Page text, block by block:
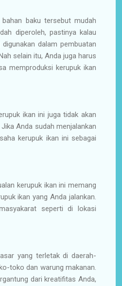
baku tersebut mudah
diperoleh, pastinya kalau
dalam pembuatan
selain itu, Anda juga harus
memproduksi kerupuk ikan
ikan ini juga tidak akan
Anda sudah menjalankan
kerupuk ikan ini sebagai
kerupuk ikan ini memang
ikan yang Anda jalankan.
seperti di lokasi
yang terletak di daerah-
toko dan warung makanan.
dari kreatifitas Anda,